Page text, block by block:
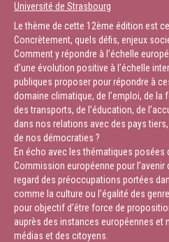
Université de Strasbourg
Le thème de cette 12ème édition est
Concrètement, quels défis, enjeux
Comment y répondre à l’échelle
d’une évolution positive à l’échelle
publiques proposer pour répondre à
domaine climatique, de l’emploi, de la
des transports, de l’éducation, de
dans nos relations avec des pays
de nos démocraties ?
En écho avec les thématiques posées
Commission européenne pour l’avenir
regard des préoccupations portées
comme la culture ou l’égalité des
pour objectif d’être force de
auprès des instances européennes et
médias et des citoyens.